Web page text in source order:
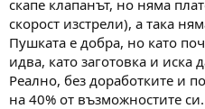
скапе клапанът, но няма
скорост изстрели), а така
Пушката е добра, но като
идва, като заготовка и
Реално, без доработките и
на 40% от възможностите си.